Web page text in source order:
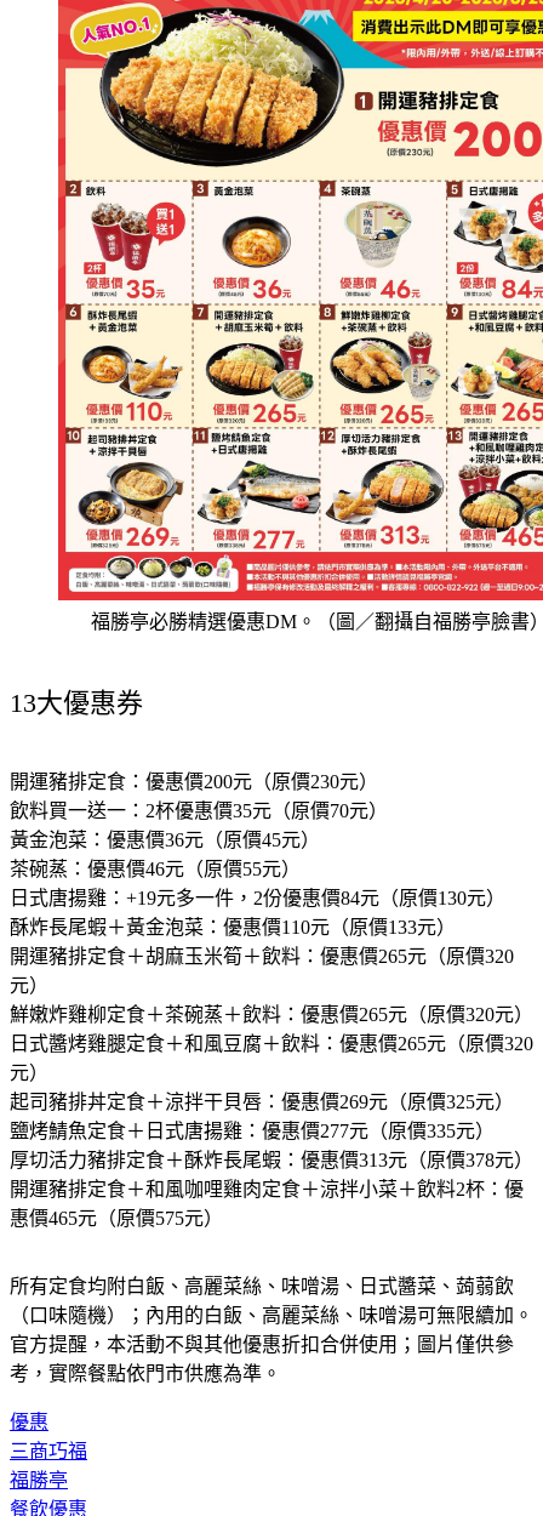
福勝亭必勝精選優惠DM。（圖／翻攝自福勝亭臉書
13大優惠券
開運豬排定食： 優惠價200元（原價230元）
飲料買一送一 ：2杯優惠價35元（原價70元）
黃金泡菜： 優惠價36元（原價45元）
茶碗蒸： 優惠價46元（原價55元）
日式唐揚雞： +19元多一件，2份優惠價84元（原價130元）
酥炸長尾蝦＋黃金泡菜： 優惠價110元（原價133元）
開運豬排定食＋胡麻玉米筍＋飲料： 優惠價265元（原價320
元）
鮮嫩炸雞柳定食＋茶碗蒸＋飲料： 優惠價265元（原價320元）
日式醬烤雞腿定食＋和風豆腐＋飲料： 優惠價265元（原價320
元）
起司豬排丼定食＋涼拌干貝唇： 優惠價269元（原價325元）
鹽烤鯖魚定食＋日式唐揚雞： 優惠價277元（原價335元）
厚切活力豬排定食＋酥炸長尾蝦： 優惠價313元（原價378元）
開運豬排定食＋和風咖哩雞肉定食＋涼拌小菜＋飲料2杯： 優
惠價465元（原價575元）
所有定食均附白飯、高麗菜絲、味噌湯、日式醬菜、蒟蒻飲
（口味隨機）；內用的白飯、高麗菜絲、味噌湯可無限續加。
官方提醒，本活動不與其他優惠折扣合併使用；圖片僅供參
考，實際餐點依門市供應為準。
優惠
三商巧福
福勝亭
餐飲優惠